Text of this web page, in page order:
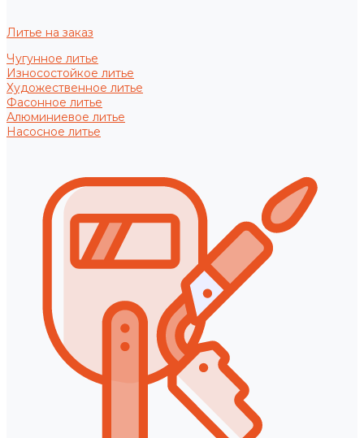
Литье на заказ
Чугунное литье
Износостойкое литье
Художественное литье
Фасонное литье
Алюминиевое литье
Насосное литье